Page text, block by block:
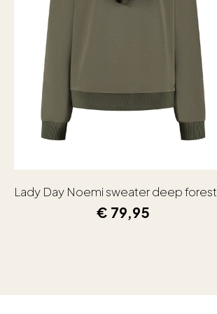
Lady Day Noemi sweater deep forest
€ 79,95